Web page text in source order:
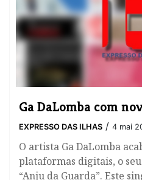
Ga DaLomba com
EXPRESSO DAS ILHAS / 4 mai
O artista Ga DaLomba
plataformas digitais, o
“Anju da Guarda”. Este